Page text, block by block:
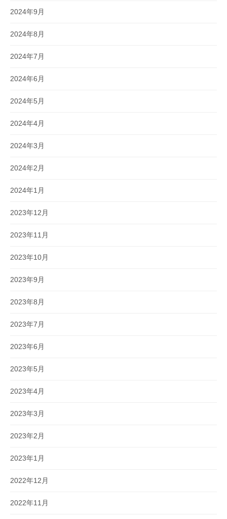
2024年9月
2024年8月
2024年7月
2024年6月
2024年5月
2024年4月
2024年3月
2024年2月
2024年1月
2023年12月
2023年11月
2023年10月
2023年9月
2023年8月
2023年7月
2023年6月
2023年5月
2023年4月
2023年3月
2023年2月
2023年1月
2022年12月
2022年11月